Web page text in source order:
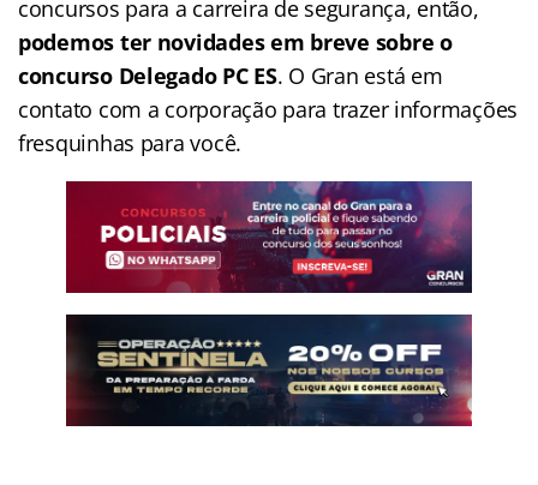
concursos para a carreira de segurança, então,
podemos ter novidades em breve sobre o
concurso Delegado PC ES. O Gran está em
contato com a corporação para trazer informações
fresquinhas para você.